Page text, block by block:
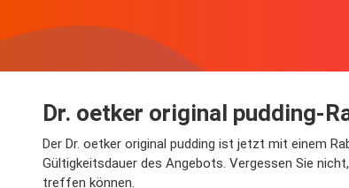
Dr. oetker original pudding-
Der Dr. oetker original pudding ist jetzt mit einem
Gültigkeitsdauer des Angebots. Vergessen Sie
treffen können.